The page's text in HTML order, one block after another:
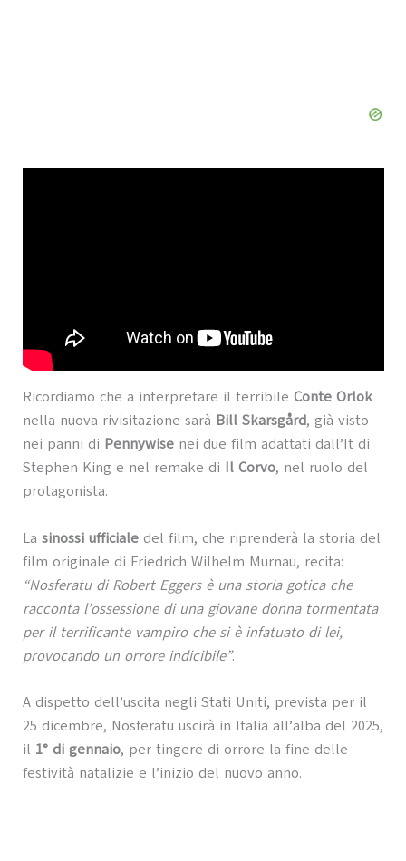
Ricordiamo che a interpretare il terribile Conte Orlok
nella nuova rivisitazione sarà Bill Skarsgård, già visto
nei panni di Pennywisenei due film adattati dall’It di
Stephen King e nel remake di Il Corvo, nel ruolo del
protagonista.
La sinossi ufficialedel film, che riprenderà la storia del
film originale di Friedrich Wilhelm Murnau, recita:
“Nosferatu di Robert Eggers è una storia gotica che
racconta l’ossessione di una giovane donna tormentata
per il terrificante vampiro che si è infatuato di lei,
provocando un orrore indicibile”.
A dispetto dell’uscita negli Stati Uniti, prevista per il
25 dicembre, Nosferatu uscirà in Italia all’alba del 2025,
il 1° di gennaio, per tingere di orrore la fine delle
festività natalizie e l’inizio del nuovo anno.